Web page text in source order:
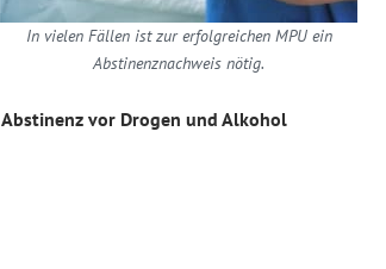
In vielen Fällen ist zur erfolgreichen MPU ein
Abstinenznachweis nötig.
Abstinenz vor Drogen und Alkohol